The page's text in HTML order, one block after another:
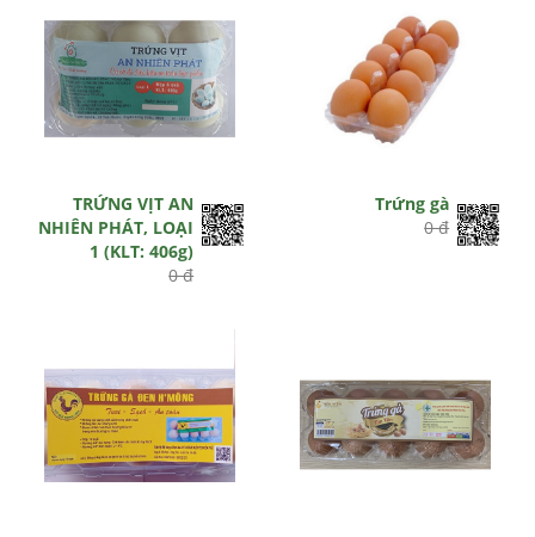
TRỨNG VỊT AN
NHIÊN PHÁT, LOẠI
1 (KLT: 406g)
0 đ
Trứng gà
0 đ